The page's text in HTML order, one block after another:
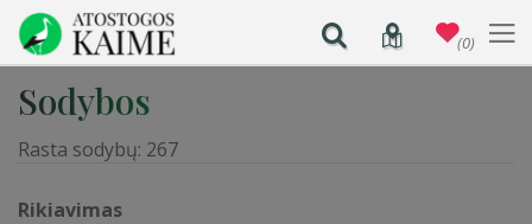
Sodybos
Rasta sodybų: 267
Rikiavimas
(0)